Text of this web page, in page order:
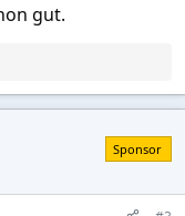
gut.
Sponsor